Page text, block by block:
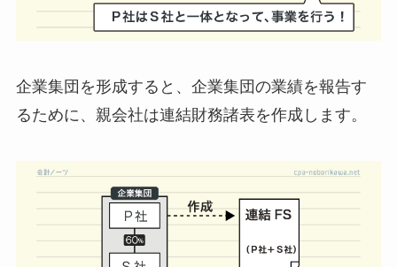
企業集団を形成すると、 企業集団の業績を報告す
るために、親会社は連結財務諸表を作成します。